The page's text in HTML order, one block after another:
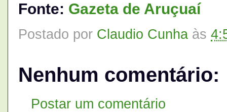
Fonte: Gazeta de Aruçuaí
Postado por Claudio Cunha às
Nenhum comentário:
Postar um comentário